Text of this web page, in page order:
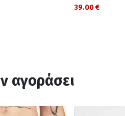
39.00 €
αγοράσει